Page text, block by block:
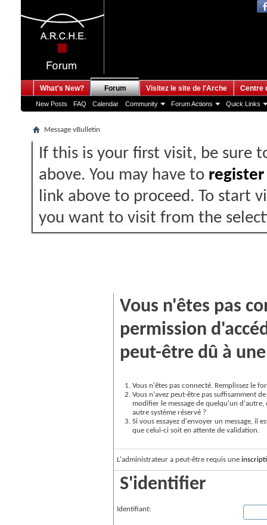
What's New? Forum
New Posts FAQ Calendar Community Forum Actions Quick Links
Visitez le site de l'Arche Centre
Message vBulletin
If this is your first visit, be sure
above. You may have to register
link above to proceed. To start
you want to visit from the
Vous n'êtes pas
permission
peut-être dû à
Vous n'êtes pas connecté. Remplissez le
Vous n'avez peut-être pas suffisamment
modifier le message de quelqu'un
autre système réservé ?
Si vous essayez d'envoyer un message, il
que celui-ci soit en attente de validation.
L'administrateur a peut-être requis une
S'identifier
Identifiant: